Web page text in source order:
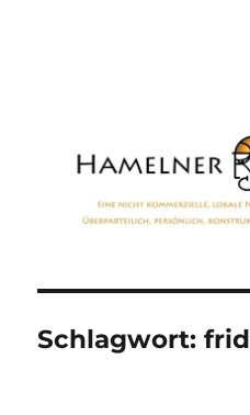
Schlagwort: